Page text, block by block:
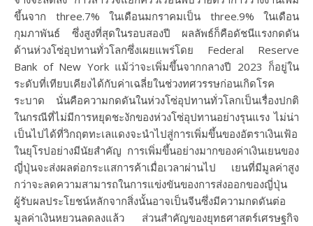
ขึ้นจาก three.7% ในเดือนมกราคมเป็น three.9% ในเดือน
กุมภาพันธ์ ซึ่งสูงที่สุดในรอบสองปี ผลลัพธ์ก็คือดัชนีแรงกดดัน
ด้านห่วงโซ่อุปทานทั่วโลกซึ่งเผยแพร่โดย Federal Reserve
Bank of New York แม้ว่าจะเพิ่มขึ้นจากกลางปี ​​2023 ก็อยู่ใน
ระดับที่เทียบเคียงได้กับค่าเฉลี่ยในช่วงทศวรรษก่อนเกิดโรค
ระบาด นั่นคือความกดดันในห่วงโซ่อุปทานทั่วโลกเป็นเรื่องปกติ
ในกรณีที่ไม่มีการหยุดชะงักของห่วงโซ่อุปทานอย่างรุนแรง ไม่น่า
เป็นไปได้ที่วิกฤตทะเลแดงจะนำไปสู่การเพิ่มขึ้นของอัตราเงินเฟ้อ
ในยุโรปอย่างมีนัยสำคัญ การเพิ่มขึ้นอย่างมากของค่าเงินเยนของ
ญี่ปุ่นจะส่งผลต่อกระแสการค้าเมื่อเวลาผ่านไป เยนที่มีมูลค่าสูง
กว่าจะลดความสามารถในการแข่งขันของการส่งออกของญี่ปุ่น
ผู้รับผลประโยชน์หลักจากสิ่งนั้นอาจเป็นจีนซึ่งมีความกดดันต่อ
มูลค่าเงินหยวนลดลงแล้ว ส่วนสำคัญของยุทธศาสตร์เศรษฐกิจ